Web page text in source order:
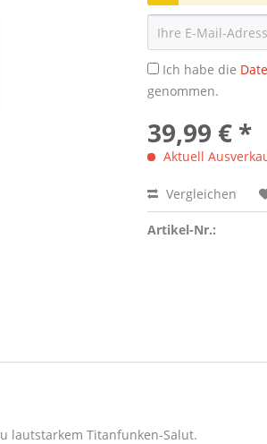
Ich habe die
genommen.
39,99 € *
Aktuell
Vergleichen
Artikel-Nr.:
lautstarkem Titanfunken-Salut.